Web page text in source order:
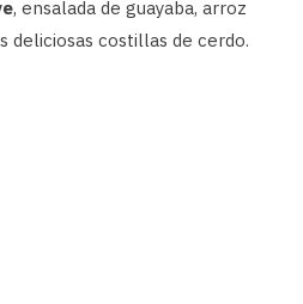
, ensalada de guayaba, arroz
deliciosas costillas de cerdo.